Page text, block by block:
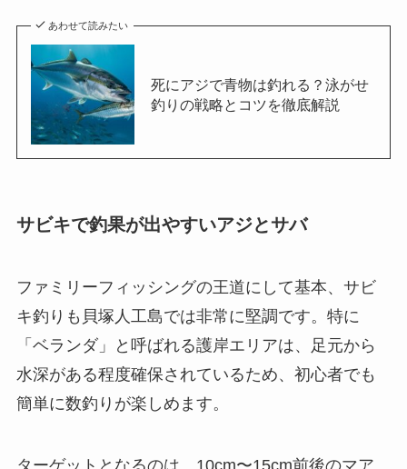
あわせて読みたい
死にアジで青物は釣れる？泳がせ
釣りの戦略とコツを徹底解説
サビキで釣果が出やすいアジとサバ
ファミリーフィッシングの王道にして基本、サビ
キ釣りも貝塚人工島では非常に堅調です。特に
「ベランダ」と呼ばれる護岸エリアは、足元から
水深がある程度確保されているため、初心者でも
簡単に数釣りが楽しめます。